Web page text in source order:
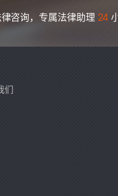
咨询，专属法律助理 24
们